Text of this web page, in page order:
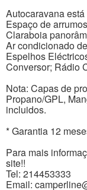
Autocaravana
Espaço de
Claraboia
Ar condicionado
Espelhos
Conversor; Rádio
Nota: Capas de
Propano/GPL,
incluidos.
* Garantia 12
Para mais
site!!
Tel: 214453333
Email: